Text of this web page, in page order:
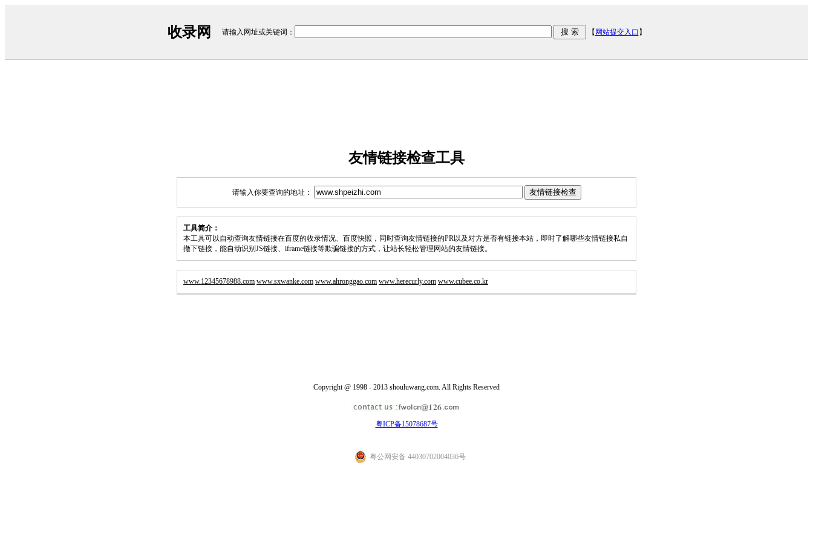
收录网 请输入网址或关键词： 【 网站提交入口 】
友情链接检查工具
请输入你要查询的地址：
工具简介：
本工具可以自动查询友情链接在百度的收录情况、百度快照，同时查询友情链接的PR以及对方是否有链接本站，即时了解哪些友情链接私自
撤下链接，能自动识别JS链接、iframe链接等欺骗链接的方式，让站长轻松管理网站的友情链接。
www.12345678988.com www.sxwanke.com www.ahronggao.com www.herecurly.com www.cubee.co.kr
Copyright @ 1998 - 2013 shouluwang.com. All Rights Reserved
粤ICP备15078687号
粤公网安备 44030702004036号